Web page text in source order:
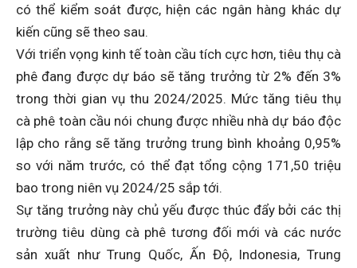
có thể kiểm soát được, hiện các ngân hàng khác dự
kiến ​​cũng sẽ theo sau.
Với triển vọng kinh tế toàn cầu tích cực hơn, tiêu thụ cà
phê đang được dự báo sẽ tăng trưởng từ 2% đến 3%
trong thời gian vụ thu 2024/2025. Mức tăng tiêu thụ
cà phê toàn cầu nói chung được nhiều nhà dự báo độc
lập cho rằng sẽ tăng trưởng trung bình khoảng 0,95%
so với năm trước, có thể đạt tổng cộng 171,50 triệu
bao trong niên vụ 2024/25 sắp tới.
Sự tăng trưởng này chủ yếu được thúc đẩy bởi các thị
trường tiêu dùng cà phê tương đối mới và các nước
sản xuất như Trung Quốc, Ấn Độ, Indonesia, Trung